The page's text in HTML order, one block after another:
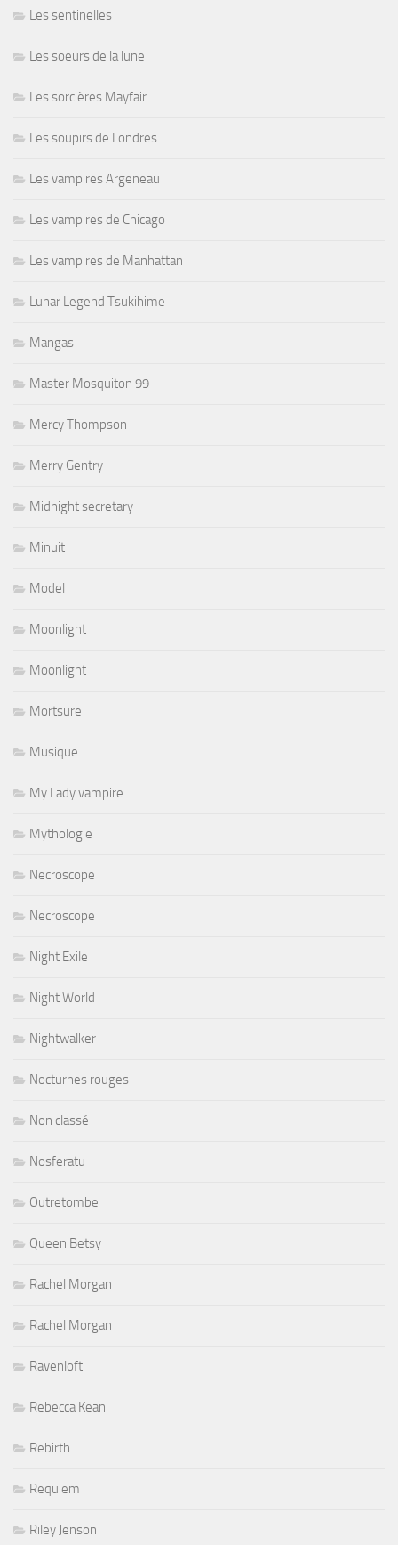
Les sentinelles
Les soeurs de la lune
Les sorcières Mayfair
Les soupirs de Londres
Les vampires Argeneau
Les vampires de Chicago
Les vampires de Manhattan
Lunar Legend Tsukihime
Mangas
Master Mosquiton 99
Mercy Thompson
Merry Gentry
Midnight secretary
Minuit
Model
Moonlight
Moonlight
Mortsure
Musique
My Lady vampire
Mythologie
Necroscope
Necroscope
Night Exile
Night World
Nightwalker
Nocturnes rouges
Non classé
Nosferatu
Outretombe
Queen Betsy
Rachel Morgan
Rachel Morgan
Ravenloft
Rebecca Kean
Rebirth
Requiem
Riley Jenson